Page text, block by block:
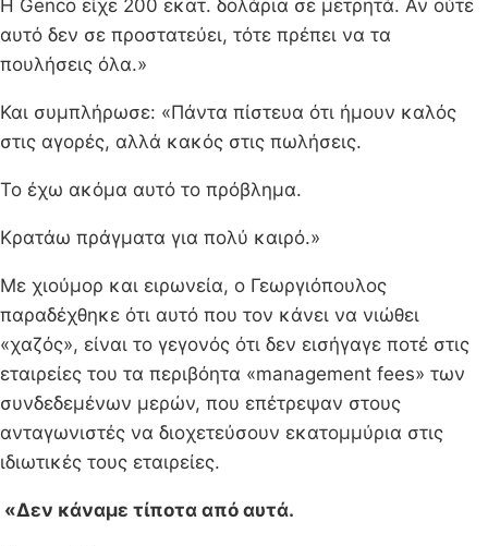
Η Genco είχε 200 εκατ. δολάρια σε μετρητά. Αν ούτε
αυτό δεν σε προστατεύει, τότε πρέπει να τα
πουλήσεις όλα.»
Και συμπλήρωσε: «Πάντα πίστευα ότι ήμουν καλός
στις αγορές, αλλά κακός στις πωλήσεις.
Το έχω ακόμα αυτό το πρόβλημα.
Κρατάω πράγματα για πολύ καιρό.»
Με χιούμορ και ειρωνεία, ο Γεωργιόπουλος
παραδέχθηκε ότι αυτό που τον κάνει να νιώθει
«χαζός», είναι το γεγονός ότι δεν εισήγαγε ποτέ στις
εταιρείες του τα περιβόητα «management fees» των
συνδεδεμένων μερών, που επέτρεψαν στους
ανταγωνιστές να διοχετεύσουν εκατομμύρια στις
ιδιωτικές τους εταιρείες.
«Δεν κάναμε τίποτα από αυτά.